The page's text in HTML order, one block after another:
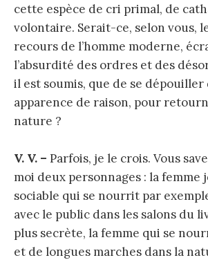
cette espèce de cri primal, de
volontaire. Serait-ce, selon vous,
recours de l’homme moderne,
l’absurdité des ordres et des
il est soumis, que de se
apparence de raison, pour
nature ?
V. V. – Parfois, je le crois. Vous
moi deux personnages : la femme
sociable qui se nourrit par
avec le public dans les salons du
plus secrète, la femme qui se
et de longues marches dans la